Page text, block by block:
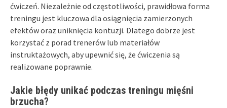
ćwiczeń. Niezależnie od częstotliwości, prawidłowa forma
treningu jest kluczowa dla osiągnięcia zamierzonych
efektów oraz uniknięcia kontuzji. Dlatego dobrze jest
korzystać z porad trenerów lub materiałów
instruktażowych, aby upewnić się, że ćwiczenia są
realizowane poprawnie.
Jakie błędy unikać podczas treningu mięśni
brzucha?